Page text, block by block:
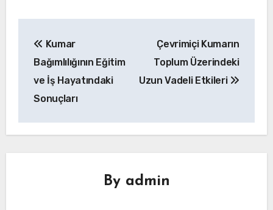
gezinmesi
Kumar
Bağımlılığının Eğitim
ve İş Hayatındaki
Sonuçları
Çevrimiçi Kumarın
Toplum Üzerindeki
Uzun Vadeli Etkileri
By admin